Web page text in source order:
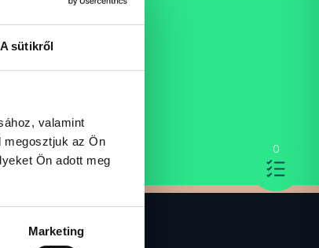
A sütikről
valamint
megosztjuk az Ön
Ön adott meg
Marketing
0